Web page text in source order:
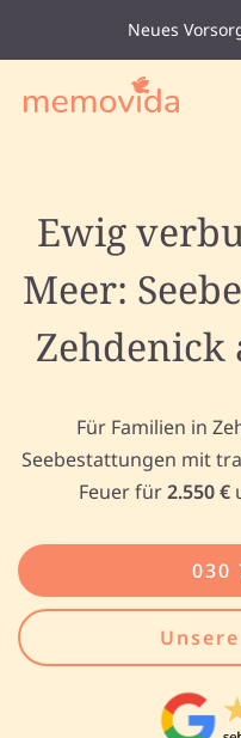
Neues
Ewig
Meer:
Zehdenick
Für Familien in
Seebestattungen mit
Feuer für2.550 €
030